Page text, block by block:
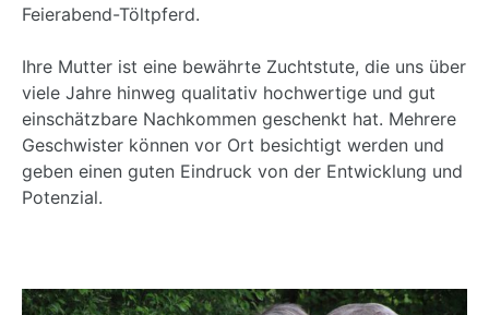
Feierabend-Töltpferd.
Ihre Mutter ist eine bewährte Zuchtstute, die uns über
viele Jahre hinweg qualitativ hochwertige und gut
einschätzbare Nachkommen geschenkt hat. Mehrere
Geschwister können vor Ort besichtigt werden und
geben einen guten Eindruck von der Entwicklung und
Potenzial.